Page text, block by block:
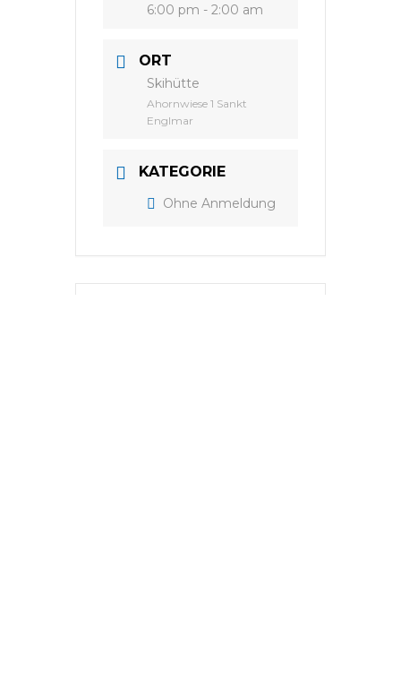
6:00 pm - 2:00 am
ORT
Skihütte
Ahornwiese 1 Sankt
Englmar
KATEGORIE
Ohne Anmeldung